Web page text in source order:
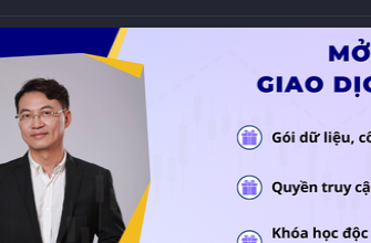
Đà
tức
Nẵng
các
chi trả.
12:02
mặt
tiền